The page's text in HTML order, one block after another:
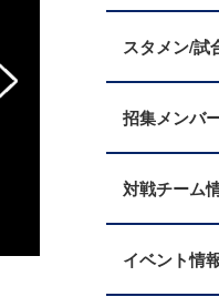
9か月の長丁場
スタメン/試
招集メンバ
対戦チーム
イベント情